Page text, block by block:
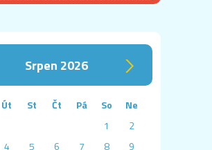
srpen 2026 ›
Út St Čt Pá So
Ne
1
2
4 5 6 7 8
9